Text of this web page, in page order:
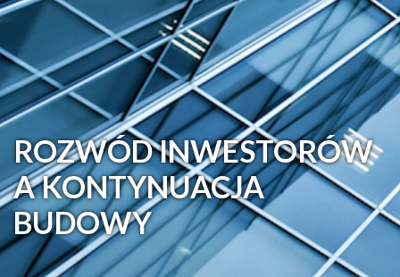
ROZWÓD INWESTORÓW
A KONTYNUACJA
BUDOWY